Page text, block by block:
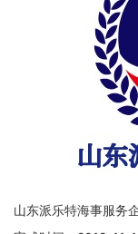
山东派乐特海事服务